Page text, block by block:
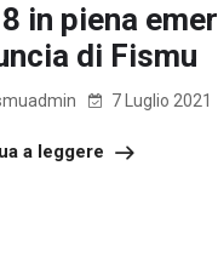
in piena
di Fismu
7 Luglio 2021
a leggere